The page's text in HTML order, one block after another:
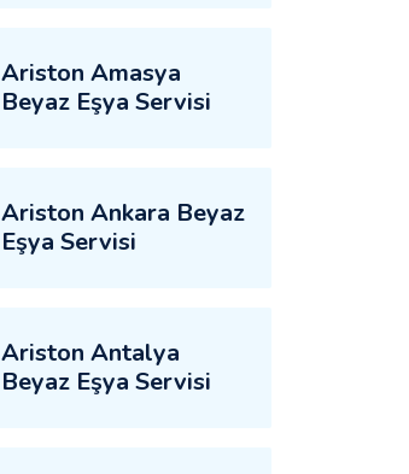
Ariston Amasya
Beyaz Eşya Servisi
Ariston Ankara Beyaz
Eşya Servisi
Ariston Antalya
Beyaz Eşya Servisi